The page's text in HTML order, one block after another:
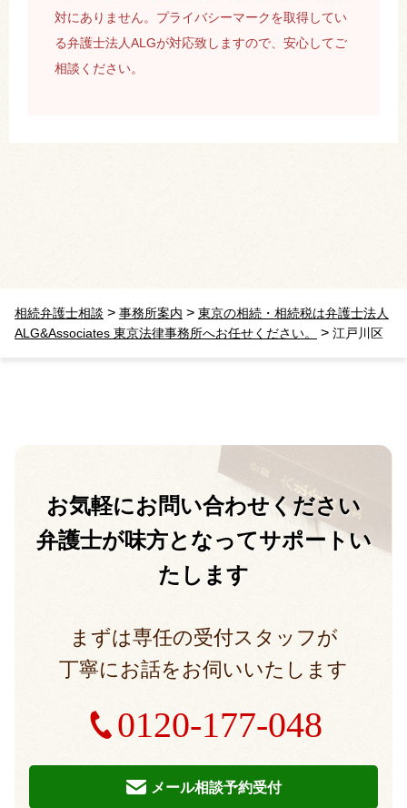
対にありません。プライバシーマークを取得してい
る弁護士法人ALGが対応致しますので、安心してご
相談ください。
相続弁護士相談 > 事務所案内 > 東京の相続・相続税は弁護士法人
ALG&Associates 東京法律事務所へお任せください。
> 江戸川区
お気軽にお問い合わせください
弁護士が味方となってサポートい
たします
まずは専任の受付スタッフが
丁寧にお話をお伺いいたします
0120-177-048
メール相談予約受付